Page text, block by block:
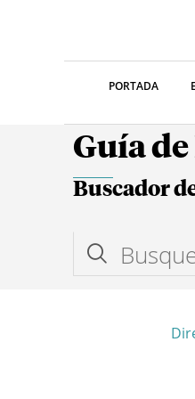
PORTADA
Guía
Buscador